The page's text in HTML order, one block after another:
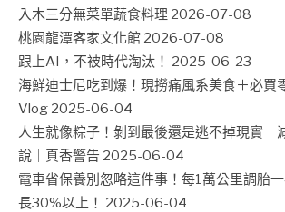
入木三分無菜單蔬食料理 2026-07-08
桃園龍潭客家文化館 2026-07-08
跟上AI，不被時代淘汰！ 2025-06-23
海鮮迪士尼吃到爆！現撈痛風系美食＋必買
Vlog 2025-06-04
人生就像粽子！剝到最後還是逃不掉現實｜
說｜真香警告 2025-06-04
電車省保養別忽略這件事！每1萬公里調胎
長30%以上！ 2025-06-04